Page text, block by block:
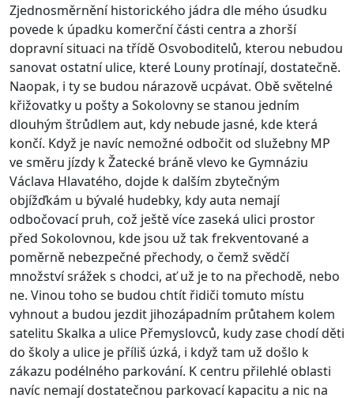
Zjednosměrnění historického jádra dle mého úsudku
povede k úpadku komerční části centra a zhorší
dopravní situaci na třídě Osvoboditelů, kterou nebudou
sanovat ostatní ulice, které Louny protínají, dostatečně.
Naopak, i ty se budou nárazově ucpávat. Obě světelné
křižovatky u pošty a Sokolovny se stanou jedním
dlouhým štrůdlem aut, kdy nebude jasné, kde která
končí. Když je navíc nemožné odbočit od služebny MP
ve směru jízdy k Žatecké bráně vlevo ke Gymnáziu
Václava Hlavatého, dojde k dalším zbytečným
objížďkám u bývalé hudebky, kdy auta nemají
odbočovací pruh, což ještě více zaseká ulici prostor
před Sokolovnou, kde jsou už tak frekventované a
poměrně nebezpečné přechody, o čemž svědčí
množství srážek s chodci, ať už je to na přechodě, nebo
ne. Vinou toho se budou chtít řidiči tomuto místu
vyhnout a budou jezdit jihozápadním průtahem kolem
satelitu Skalka a ulice Přemyslovců, kudy zase chodí děti
do školy a ulice je příliš úzká, i když tam už došlo k
zákazu podélného parkování. K centru přilehlé oblasti
navíc nemají dostatečnou parkovací kapacitu a nic na